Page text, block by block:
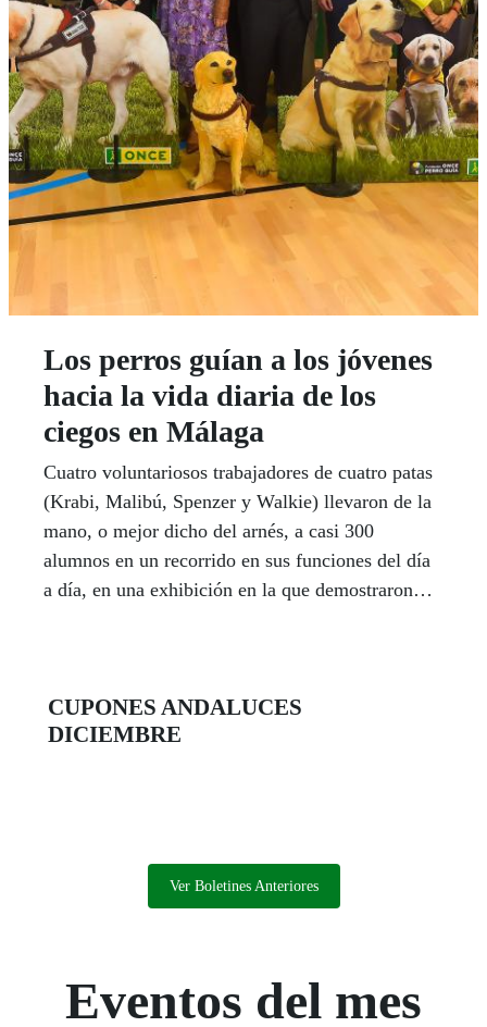
Los perros guían a los jóvenes
hacia la vida diaria de los
ciegos en Málaga
Cuatro voluntariosos trabajadores de cuatro patas
(Krabi, Malibú, Spenzer y Walkie) llevaron de la
mano, o mejor dicho del arnés, a casi 300
alumnos en un recorrido en sus funciones del día
a día, en una exhibición en la que demostraron
CUPONES ANDALUCES
DICIEMBRE
Ver Boletines Anteriores
Eventos del mes